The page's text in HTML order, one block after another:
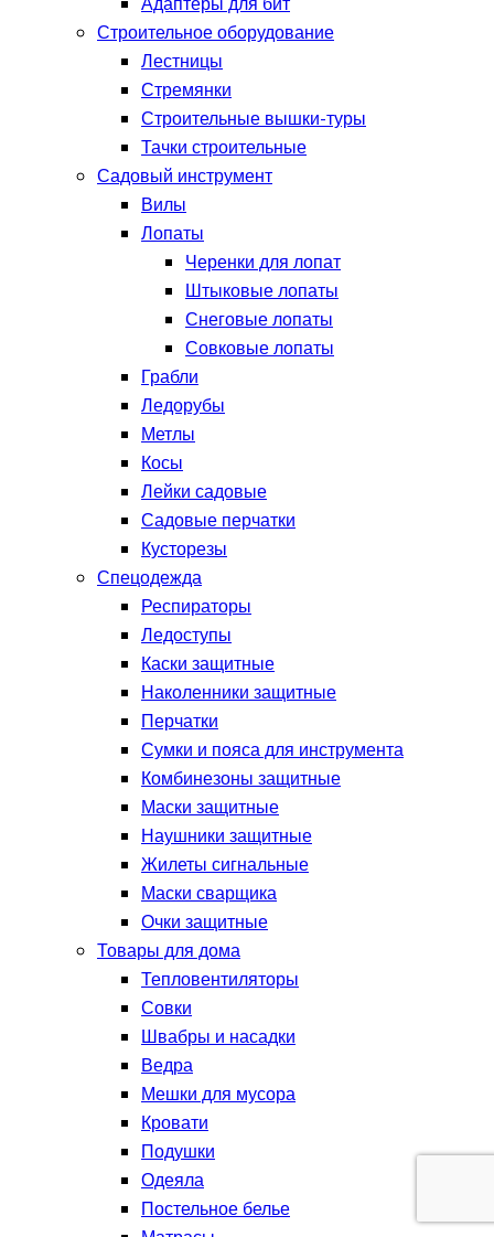
Строительное оборудование
Лестницы
Стремянки
Строительные вышки-туры
Тачки строительные
Садовый инструмент
Вилы
Лопаты
Черенки для лопат
Штыковые лопаты
Снеговые лопаты
Совковые лопаты
Грабли
Ледорубы
Метлы
Косы
Лейки садовые
Садовые перчатки
Кусторезы
Спецодежда
Респираторы
Ледоступы
Каски защитные
Наколенники защитные
Перчатки
Сумки и пояса для инструмента
Комбинезоны защитные
Маски защитные
Наушники защитные
Жилеты сигнальные
Маски сварщика
Очки защитные
Товары для дома
Тепловентиляторы
Совки
Швабры и насадки
Ведра
Мешки для мусора
Кровати
Подушки
Одеяла
Постельное белье